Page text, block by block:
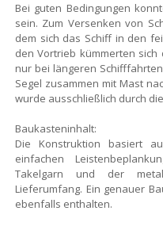
Bei guten Bedingungen
sein. Zum Versenken von
dem sich das Schiff in den
den Vortrieb kümmerten
nur bei längeren
Segel zusammen mit Mast
wurde ausschließlich durch
Baukasteninhalt:
Die Konstruktion basiert
einfachen
Takelgarn und der
Lieferumfang. Ein genauer
ebenfalls enthalten.